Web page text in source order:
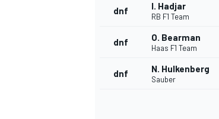
dnf I. Hadjar
RB F1 Team
dnf O. Bearman
Haas F1 Team
dnf N. Hulkenberg
Sauber